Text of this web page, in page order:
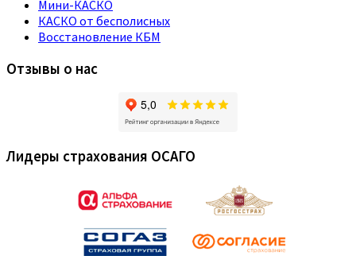
Мини-КАСКО
КАСКО от бесполисных
Восстановление КБМ
Отзывы о нас
Лидеры страхования ОСАГО